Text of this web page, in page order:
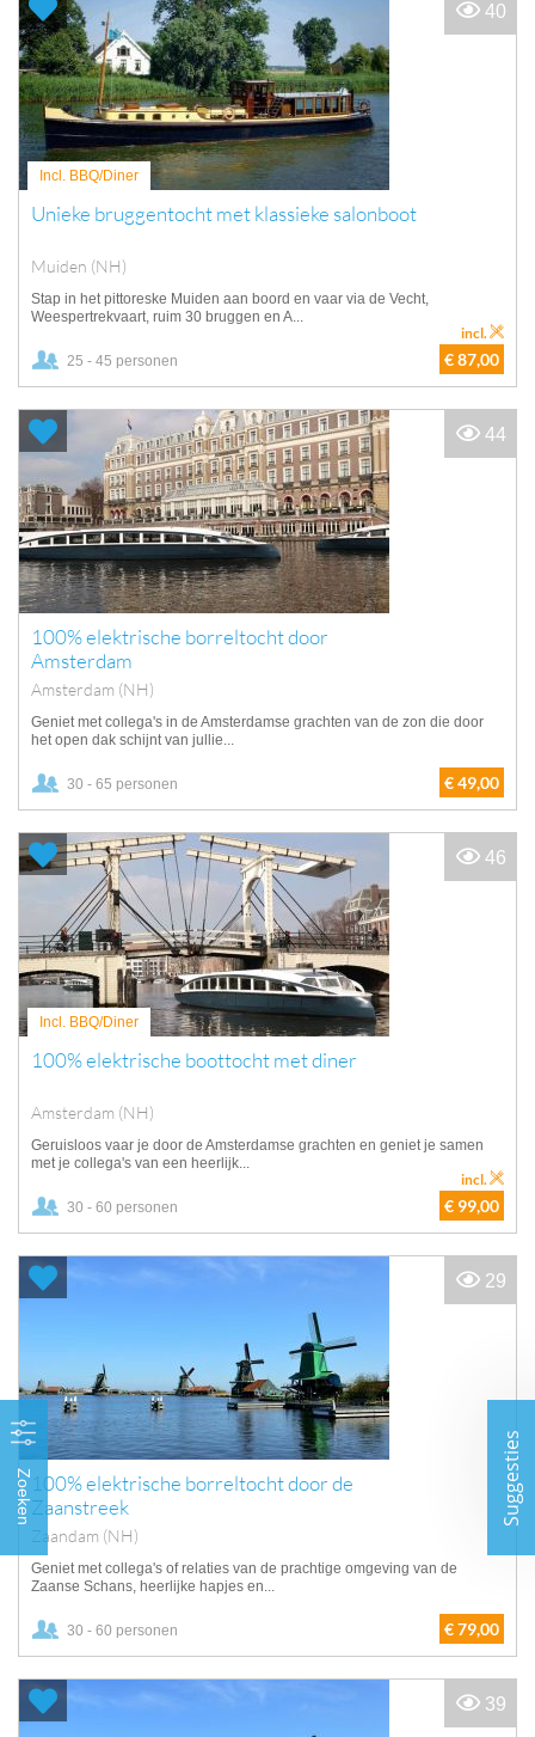
Zoeken
Incl. BBQ/Diner
Unieke bruggentocht met klassieke salonboot
Muiden (NH)
Stap in het pittoreske Muiden aan boord en vaar via de Vecht,
Weespertrekvaart, ruim 30 bruggen en A...
25 - 45 personen € 87,00
incl.
40
100% elektrische borreltocht door
Amsterdam
Amsterdam (NH)
Geniet met collega's in de Amsterdamse grachten van de zon die door
het open dak schijnt van jullie...
30 - 65 personen € 49,00
44
Incl. BBQ/Diner
100% elektrische boottocht met diner
Amsterdam (NH)
Geruisloos vaar je door de Amsterdamse grachten en geniet je samen
met je collega's van een heerlijk...
30 - 60 personen € 99,00
incl.
46
100% elektrische borreltocht door de
Zaanstreek
Zaandam (NH)
Geniet met collega's of relaties van de prachtige omgeving van de
Zaanse Schans, heerlijke hapjes en...
30 - 60 personen € 79,00
29
39
Suggesties